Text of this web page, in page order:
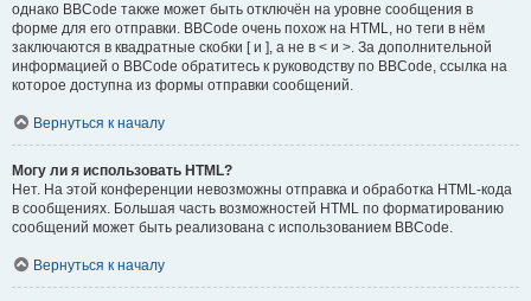
однако BBCode также может быть отключён на уровне сообщения в
форме для его отправки. BBCode очень похож на HTML, но теги в нём
заключаются в квадратные скобки [ и ], а не в < и >. За дополнительной
информацией о BBCode обратитесь к руководству по BBCode, ссылка на
которое доступна из формы отправки сообщений.
Вернуться к началу
Могу ли я использовать HTML?
Нет. На этой конференции невозможны отправка и обработка HTML-кода
в сообщениях. Большая часть возможностей HTML по форматированию
сообщений может быть реализована с использованием BBCode.
Вернуться к началу